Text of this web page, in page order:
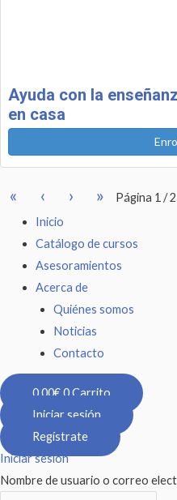
Ayuda con la
en casa
« ‹ › » Página 1/2
Inicio
Catálogo de cursos
Asesoramientos
Acerca de
Quiénes somos
Noticias
Contacto
0,00€0Carrito
Iniciar sesión
Regístrate
Iniciar sesión
Nombre de usuario o correo